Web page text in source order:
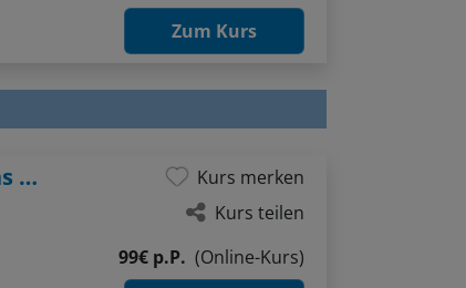
Zum Kurs
Figuren im Aquarell - Jetzt kommt Leben ins Bild!
Kurs merken
Kurs teilen
99€ p.P. (Online-Kurs)